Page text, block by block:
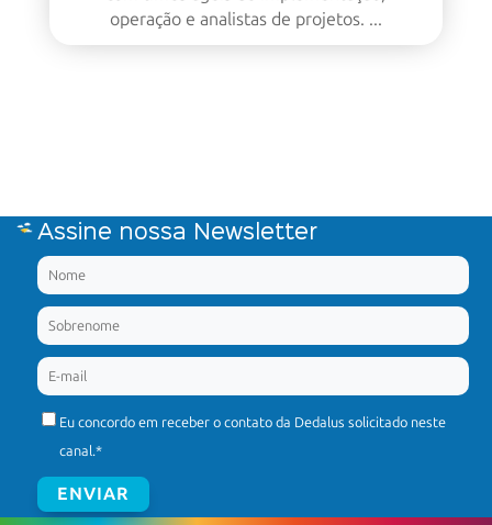
operação e analistas de projetos. ...
Assine nossa Newsletter
Eu concordo em receber o contato da Dedalus solicitado neste
canal.*